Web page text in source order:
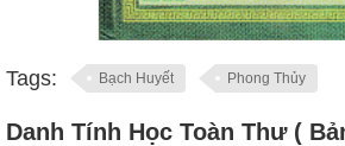
Tags: Bạch Huyết Phong Thủy
Danh Tính Học Toàn Thư (